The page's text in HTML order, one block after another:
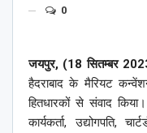
0
जयपुर, (18 सितम्बर
हैदराबाद के मैरियट
हितधारकों से संवाद
कार्यकर्ता, उद्योगपति,